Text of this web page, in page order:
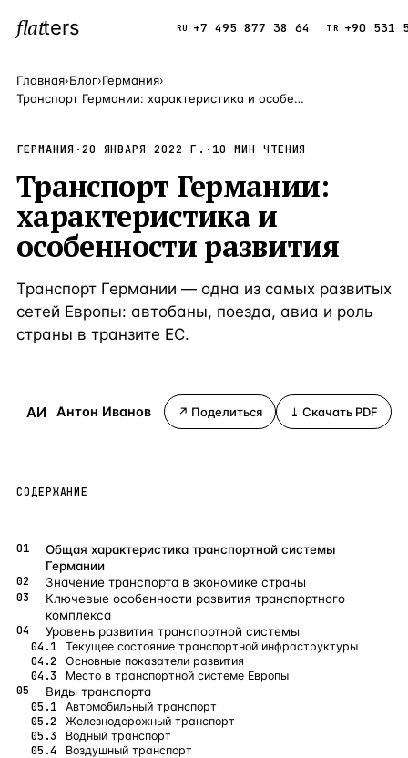
flatters RU +7 495 877 38 64 TR +90 531
Турция — Страна
Россия —Страна
Испания — Страна
Кипр —Страна 3 906
Таиланд — Страна 2 948
2 797
Турция · 2
Таиланд · 2
Стамбул
ЧАСТО ИЩУТ
Турция Россия Испания Кипр Таиланд
ВСЕ НАПРАВЛЕНИЯ →
Главная›Блог›Германия›
Транспорт Германии: характеристика и особенности развития
ГЕРМАНИЯ ·20 ЯНВАРЯ 2022 Г. · 10 МИН ЧТЕНИЯ
Транспорт Германии:
характеристика и
особенности развития
Транспорт Германии — одна из самых развитых
сетей Европы: автобаны, поезда, авиа и роль
страны в транзите ЕС.
АИ Антон Иванов ↗ Поделиться ⤓ Скачать PDF
СОДЕРЖАНИЕ
Общая характеристика транспортной системы
Германии
Значение транспорта в экономике страны
Ключевые особенности развития транспортного
комплекса
Уровень развития транспортной системы
Текущее состояние транспортной инфраструктуры
Основные показатели развития
Место в транспортной системе Европы
Виды транспорта
Автомобильный транспорт
Железнодорожный транспорт
Водный транспорт
Воздушный транспорт